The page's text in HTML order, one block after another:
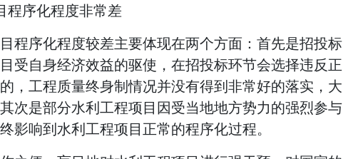
程序化程度非常差
程序化程度较差主要体现在两个方面：首先是招投标
受自身经济效益的驱使，在招投标环节会选择违反正
，工程质量终身制情况并没有得到非常好的落实，大
次是部分水利工程项目因受当地地方势力的强烈参与
影响到水利工程项目正常的程序化过程。